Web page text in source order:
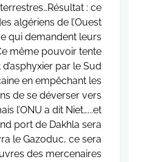
: ce
algériens de l’Ouest
qui demandent leurs
même pouvoir tente
par le Sud
en empêchant les
de se déverser vers
l’ONU a dit Niet…...et
port de Dakhla sera
le Gazoduc, ce sera
des mercenaires